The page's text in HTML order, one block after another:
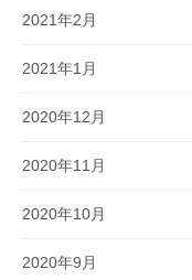
2021年2月
2021年1月
2020年12月
2020年11月
2020年10月
2020年9月